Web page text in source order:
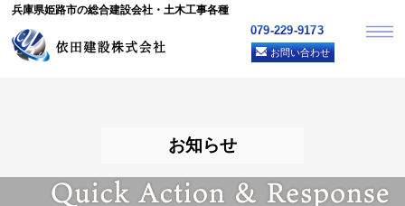
兵庫県姫路市の総合建設会社・土木工事各種
079-229-9173
お問い合わせ
お知らせ